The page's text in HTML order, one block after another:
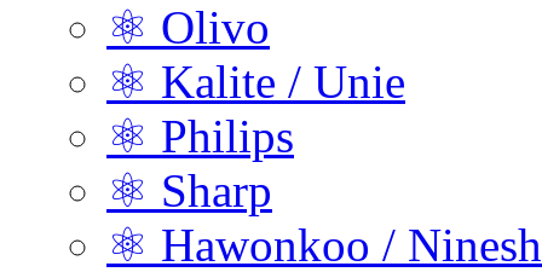
⚛ Olivo
⚛ Kalite / Unie
⚛ Philips
⚛ Sharp
⚛ Hawonkoo /